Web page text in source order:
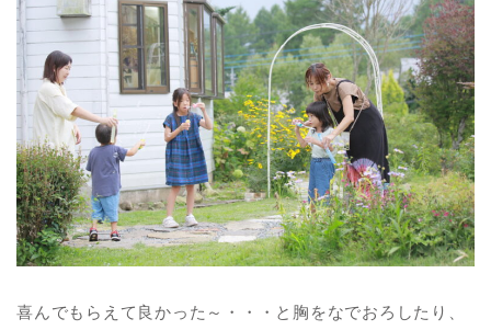
喜んでもらえて良かった～・・・と胸をなでおろしたり、